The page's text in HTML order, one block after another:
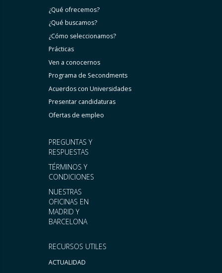
RECURSOS UTILES
ACTUALIDAD
PREGUNTAS Y
RESPUESTAS
TÉRMINOS Y
CONDICIONES
NUESTRAS
OFICINAS EN
MADRID Y
BARCELONA
¿Qué ofrecemos?
¿Qué buscamos?
¿Cómo seleccionamos?
Prácticas
Ven a conocernos
Programa de Secondments
Acuerdos con Universidades
Presentar candidaturas
Ofertas de empleo